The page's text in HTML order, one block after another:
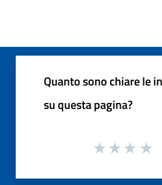
Quanto sono chiare le
su questa pagina?